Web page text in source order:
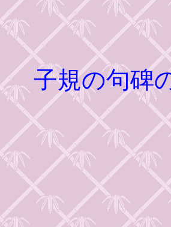
子規の句碑